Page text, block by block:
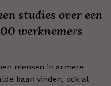
studies over een
werknemers
mensen in armere
baan vinden, ook al